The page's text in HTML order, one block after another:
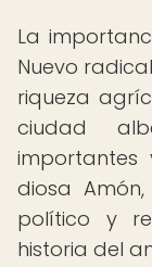
La
Nuevo
riqueza
ciudad
diosa
político y
historia del